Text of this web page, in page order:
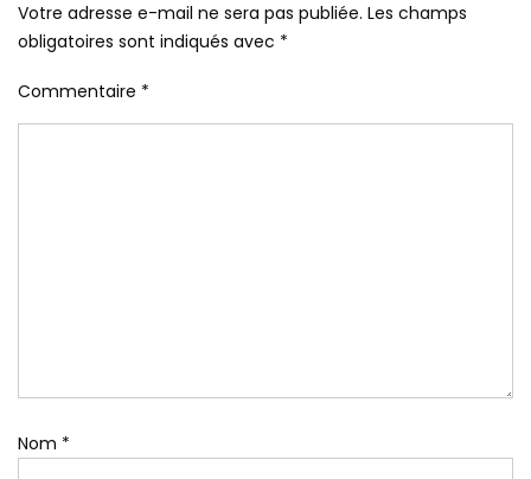
Votre adresse e-mail ne sera pas publiée. Les champs
obligatoires sont indiqués avec *
Commentaire *
Nom *